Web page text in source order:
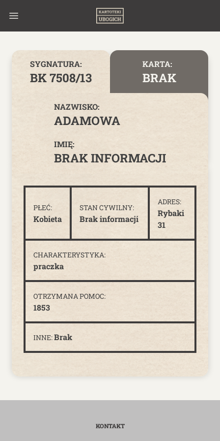
SYGNATURA:
BK 7508/13
KARTA:
BRAK
NAZWISKO:
ADAMOWA
IMIĘ:
BRAK INFORMACJI
PŁEĆ:
Kobieta
STAN CYWILNY:
Brak informacji
ADRES:
Rybaki
31
CHARAKTERYSTYKA:
praczka
OTRZYMANA POMOC:
1853
INNE:Brak
KONTAKT